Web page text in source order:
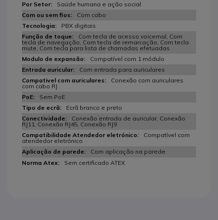
Saúde humana e ação social
Com cabo
PBX digitais
Com tecla de acesso voicemal, Com
tecla de navegação, Com tecla de remarcação, Com tecla
mute, Com tecla para lista de chamadas efetuadas
Compatível com 1 módulo
Com entrada para auriculares
Conexão com auriculares
com cabo RJ
Sem PoE
Ecrã branco e preto
Conexão entrada de auricular, Conexão
RJ11, Conexão RJ45, Conexão RJ9
Compatível com
atendedor eletrónico
Com aplicação na parede
Sem certificado ATEX